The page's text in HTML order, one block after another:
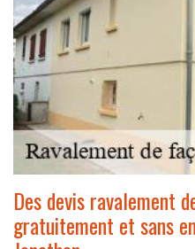
Des devis ravalement
gratuitement et sans